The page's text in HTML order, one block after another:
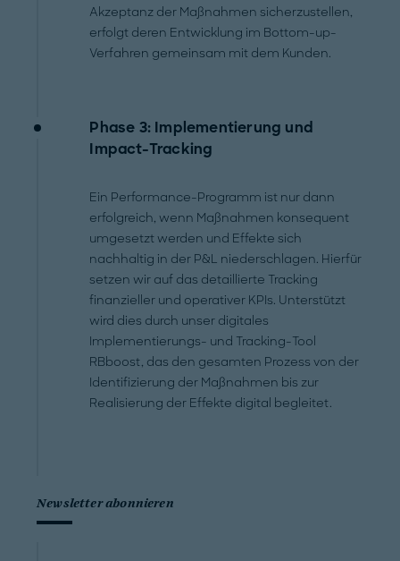
Akzeptanz der Maßnahmen sicherzustellen,
erfolgt deren Entwicklung im Bottom-up-
Verfahren gemeinsam mit dem Kunden.
Phase 3: Implementierung und
Impact-Tracking
Ein Performance-Programm ist nur dann
erfolgreich, wenn Maßnahmen konsequent
umgesetzt werden und Effekte sich
nachhaltig in der P&L niederschlagen. Hierfür
setzen wir auf das detaillierte Tracking
finanzieller und operativer KPIs. Unterstützt
wird dies durch unser digitales
Implementierungs- und Tracking-Tool
RBboost, das den gesamten Prozess von der
Identifizierung der Maßnahmen bis zur
Realisierung der Effekte digital begleitet.
Newsletter abonnieren